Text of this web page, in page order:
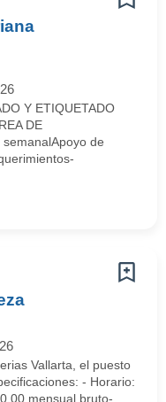
Y ETIQUETADO
DE
de
Vallarta, el puesto
- Horario:
mensual bruto-